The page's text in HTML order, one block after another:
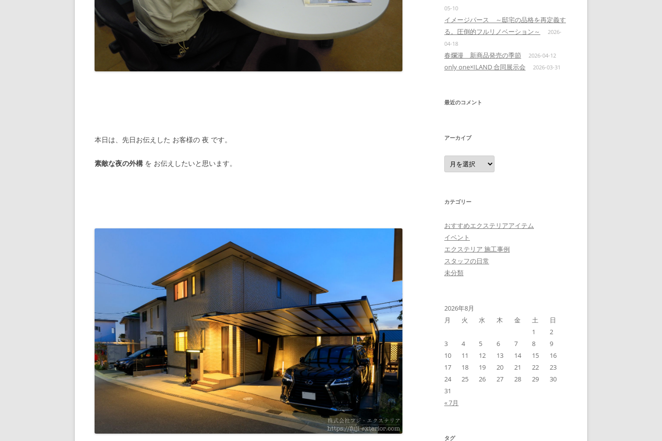
本日は、先日お伝えした お客様の 夜 です。
素敵な夜の外構 を お伝えしたいと思います。
05-10
イメージパース ～邸宅の品格を再定義す
る。圧倒的フルリノベーション～
2026-
04-18
春爛漫 新商品発売の季節 2026-04-12
only one×ILAND 合同展示会 2026-03-31
最近のコメント
アーカイブ
ア
ー
カ
カテゴリー
おすすめエクステリアアイテム
イベント
エクステリア 施工事例
スタッフの日常
未分類
2026年8月
月
火 水 木 金 土
日
1
2
3
4 5 6 7 8
9
10
11 12 13 14 15
16
17
18 19 20 21 22
23
24
25 26 27 28 29
30
31
« 7月
タグ